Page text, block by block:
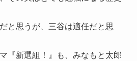
と思うが、三谷は適任だと思
『新選組！』も、みなもと太郎